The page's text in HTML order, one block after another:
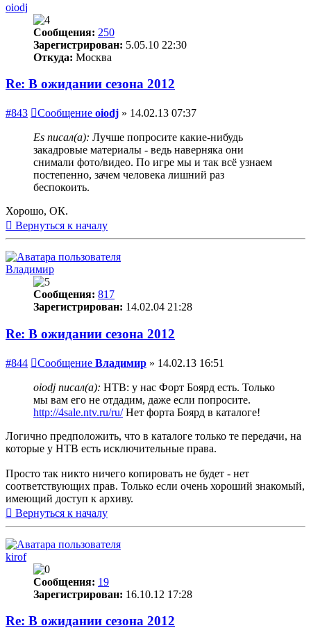
oiodj
Сообщения: 250
Зарегистрирован: 5.05.10 22:30
Откуда: Москва
Re: В ожидании сезона 2012
#843 Сообщение oiodj » 14.02.13 07:37
Es писал(а): Лучше попросите какие-нибудь
закадровые материалы - ведь наверняка они
снимали фото/видео. По игре мы и так всё узнаем
постепенно, зачем человека лишний раз
беспокоить.
Хорошо, ОК.
Вернуться к началу
Владимир
Сообщения: 817
Зарегистрирован: 14.02.04 21:28
Re: В ожидании сезона 2012
#844 Сообщение Владимир » 14.02.13 16:51
oiodj писал(а): НТВ: у нас Форт Боярд есть. Только
мы вам его не отдадим, даже если попросите.
http://4sale.ntv.ru/ru/Нет форта Боярд в каталоге!
Логично предположить, что в каталоге только те передачи, на
которые у НТВ есть исключительные права.
Просто так никто ничего копировать не будет - нет
соответствующих прав. Только если очень хороший знакомый,
имеющий доступ к архиву.
Вернуться к началу
kirof
Сообщения: 19
Зарегистрирован: 16.10.12 17:28
Re: В ожидании сезона 2012